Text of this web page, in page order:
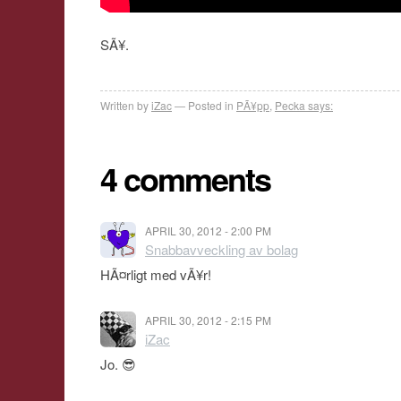
SÃ¥.
Written byiZac Posted in PÃ¥pp Pecka says:
4 comments
APRIL 30, 2012 - 2:00 PM
Snabbavveckling av bolag
HÃ¤rligt med vÃ¥r!
APRIL 30, 2012 - 2:15 PM
iZac
Jo. 😎